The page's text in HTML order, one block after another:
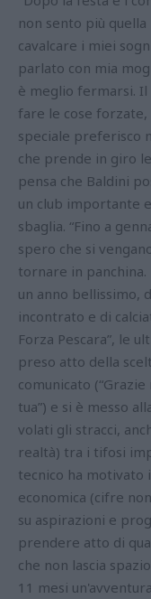
non sento più
cavalcare i miei
parlato con mia
è meglio fermarsi. Il
fare le cose forzate,
speciale preferisco
che prende in giro
pensa che Baldini
un club importante
sbaglia. “Fino a
spero che si
tornare in
un anno bellissimo,
incontrato e di
Forza Pescara”, le
preso atto della
comunicato
tua”) e si è messo
volati gli stracci,
realtà) tra i tifosi
tecnico ha
economica (cifre
su aspirazioni e
prendere atto di
che non lascia
11 mesi